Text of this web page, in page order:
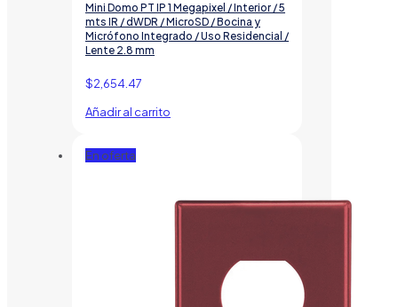
Mini Domo PT IP 1 Megapixel / Interior / 5
mts IR / dWDR / MicroSD / Bocina y
Micrófono Integrado / Uso Residencial /
Lente 2.8 mm
$2,654.47
Añadir al carrito
En oferta